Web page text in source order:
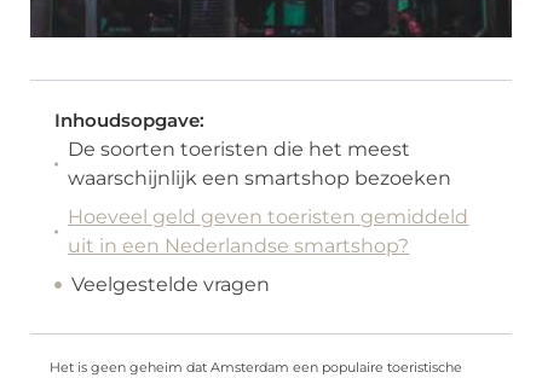
Inhoudsopgave:
De soorten toeristen die het meest
waarschijnlijk een smartshop bezoeken
Hoeveel geld geven toeristen gemiddeld
uit in een Nederlandse smartshop?
Veelgestelde vragen
Het is geen geheim dat Amsterdam een ​​populaire toeristische